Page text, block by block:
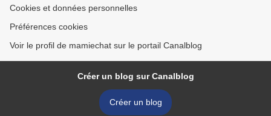
Cookies et données personnelles
Préférences cookies
Voir le profil de mamiechat sur le portail Canalblog
Créer un blog sur Canalblog
Créer un blog